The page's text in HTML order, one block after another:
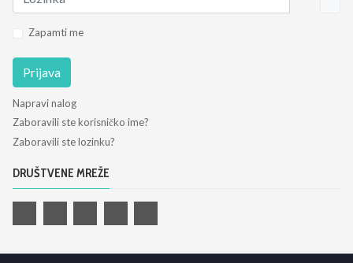
Zapamti me
Prijava
Napravi nalog
Zaboravili ste korisničko ime?
Zaboravili ste lozinku?
DRUŠTVENE MREŽE